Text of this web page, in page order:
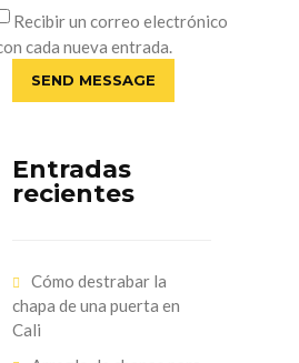
Recibir un correo electrónico
cada nueva entrada.
Entradas
recientes
Cómo destrabar la
chapa de una puerta en
Cali